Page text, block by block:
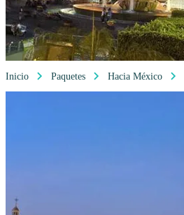
Inicio Paquetes Hacia México